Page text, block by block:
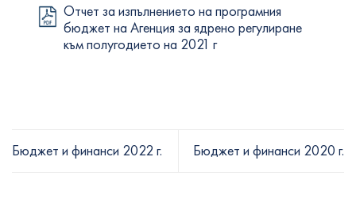
Отчет за изпълнението на програмния
бюджет на Агенция за ядрено регулиране
към полугодието на 2021 г
Бюджет и финанси 2022 г. Бюджет и финанси 2020 г.